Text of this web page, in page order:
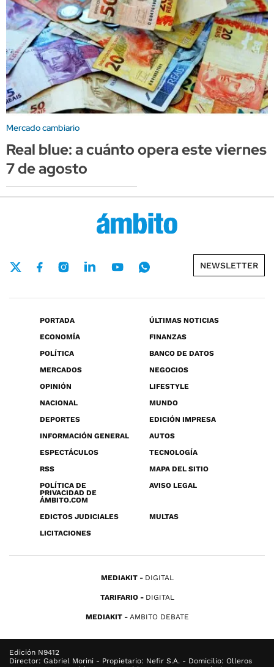
Mercado cambiario
Real blue: a cuánto opera este viernes
7 de agosto
NEWSLETTER
PORTADA
ÚLTIMAS NOTICIAS
ECONOMÍA
FINANZAS
POLÍTICA
BANCO DE DATOS
MERCADOS
NEGOCIOS
OPINIÓN
LIFESTYLE
NACIONAL
MUNDO
DEPORTES
EDICIÓN IMPRESA
INFORMACIÓN GENERAL
AUTOS
ESPECTÁCULOS
TECNOLOGÍA
RSS
MAPA DEL SITIO
POLÍTICA DE
PRIVACIDAD DE
ÁMBITO.COM
AVISO LEGAL
EDICTOS JUDICIALES
MULTAS
LICITACIONES
MEDIAKIT DIGITAL
TARIFARIO DIGITAL
MEDIAKIT AMBITO DEBATE
Edición N9412
Director: Gabriel Morini - Propietario: Nefir S.A. - Domicilio: Olleros